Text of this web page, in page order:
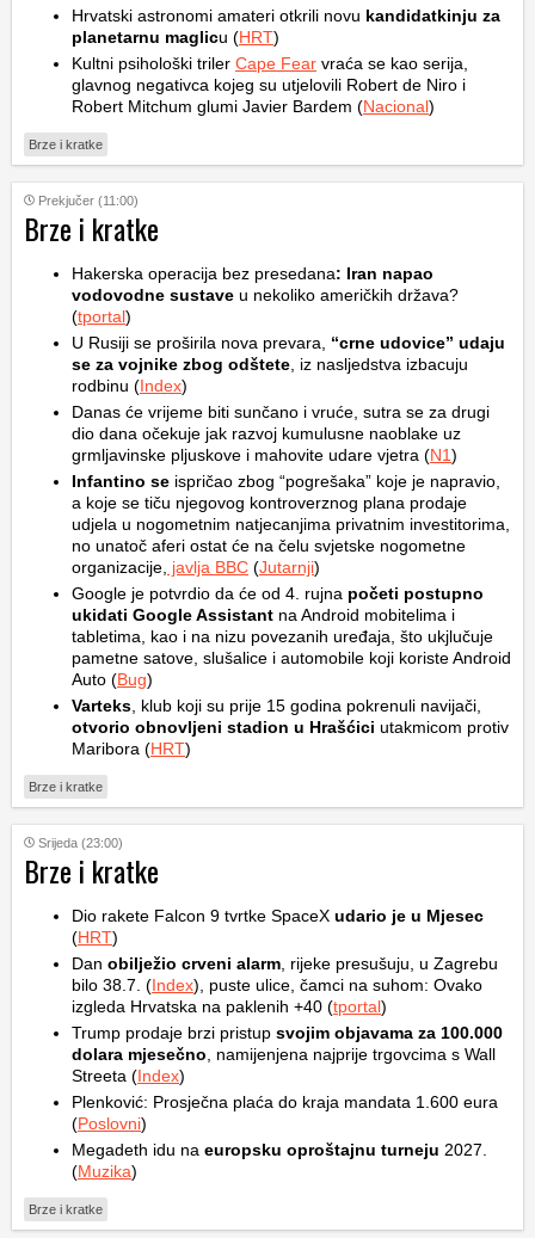
Hrvatski astronomi amateri otkrili novu kandidatkinju za
planetarnu maglicu (HRT)
Kultni psihološki triler Cape Fear vraća se kao serija,
glavnog negativca kojeg su utjelovili Robert de Niro i
Robert Mitchum glumi Javier Bardem (Nacional)
Brze i kratke
Prekjučer (11:00)
Brze i kratke
Hakerska operacija bez presedana: Iran napao
vodovodne sustave u nekoliko američkih država?
(tportal)
U Rusiji se proširila nova prevara, “crne udovice” udaju
se za vojnike zbog odštete , iz nasljedstva izbacuju
rodbinu (Index)
Danas će vrijeme biti sunčano i vruće, sutra se za drugi
dio dana očekuje jak razvoj kumulusne naoblake uz
grmljavinske pljuskove i mahovite udare vjetra (N1)
Infantino se ispričao zbog “pogrešaka” koje je napravio,
a koje se tiču njegovog kontroverznog plana prodaje
udjela u nogometnim natjecanjima privatnim investitorima,
no unatoč aferi ostat će na čelu svjetske nogometne
organizacije, javlja BBC (Jutarnji)
Google je potvrdio da će od 4. rujna početi postupno
ukidati Google Assistant na Android mobitelima i
tabletima, kao i na nizu povezanih uređaja, što ukjlučuje
pametne satove, slušalice i automobile koji koriste Android
Auto (Bug)
Varteks , klub koji su prije 15 godina pokrenuli navijači,
otvorio obnovljeni stadion u Hrašćici utakmicom protiv
Maribora (HRT)
Brze i kratke
Srijeda (23:00)
Brze i kratke
Dio rakete Falcon 9 tvrtke SpaceX udario je u Mjesec
(HRT)
Dan obilježio crveni alarm , rijeke presušuju, u Zagrebu
bilo 38.7. (Index), puste ulice, čamci na suhom: Ovako
izgleda Hrvatska na paklenih +40 (tportal)
Trump prodaje brzi pristup svojim objavama za 100.000
dolara mjesečno , namijenjena najprije trgovcima s Wall
Streeta (Index)
Plenković: Prosječna plaća do kraja mandata 1.600 eura
(Poslovni)
Megadeth idu na europsku oproštajnu turneju 2027.
(Muzika)
Brze i kratke